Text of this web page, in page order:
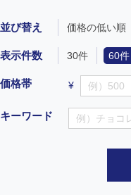
並び替え 価格の低い順
表示件数 30件 60件
価格帯 ¥
キーワード